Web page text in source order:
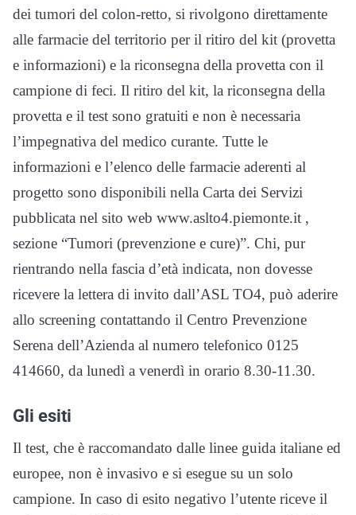
dei tumori del colon-retto, si rivolgono direttamente
alle farmacie del territorio per il ritiro del kit (provetta
e informazioni) e la riconsegna della provetta con il
campione di feci. Il ritiro del kit, la riconsegna della
provetta e il test sono gratuiti e non è necessaria
l’impegnativa del medico curante. Tutte le
informazioni e l’elenco delle farmacie aderenti al
progetto sono disponibili nella Carta dei Servizi
pubblicata nel sito web www.aslto4.piemonte.it ,
sezione “Tumori (prevenzione e cure)”. Chi, pur
rientrando nella fascia d’età indicata, non dovesse
ricevere la lettera di invito dall’ASL TO4, può aderire
allo screening contattando il Centro Prevenzione
Serena dell’Azienda al numero telefonico 0125
414660, da lunedì a venerdì in orario 8.30-11.30.
Gli esiti
Il test, che è raccomandato dalle linee guida italiane ed
europee, non è invasivo e si esegue su un solo
campione. In caso di esito negativo l’utente riceve il